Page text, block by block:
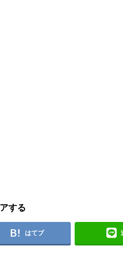
する
はてブ